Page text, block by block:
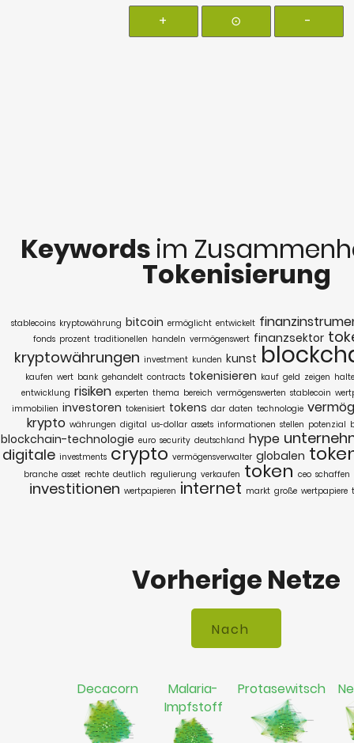
+ ⊙ -
Keywords im
Tokenisierung
stablecoins kryptowährung bitcoin ermöglicht entwickelt
fonds prozent traditionellen handeln vermögenswert finanzsektor
kryptowährungen investment kunden kunst
kaufen wert bank gehandelt contracts tokenisieren kauf geld zeigen
entwicklung risiken experten thema bereich vermögenswerten stablecoin
immobilien investoren tokenisiert tokens dar daten technologie
krypto währungen digital us-dollar assets informationen stellen potenzial
blockchain-technologie euro security deutschland hype
digitale investments crypto vermögensverwalter globalen
branche asset rechte deutlich regulierung verkaufen token ceo schaffen
investitionen wertpapieren internet markt große wertpapiere
Vorherige Netze
Decacorn
Malaria-
Impfstoff
Protasewitsch